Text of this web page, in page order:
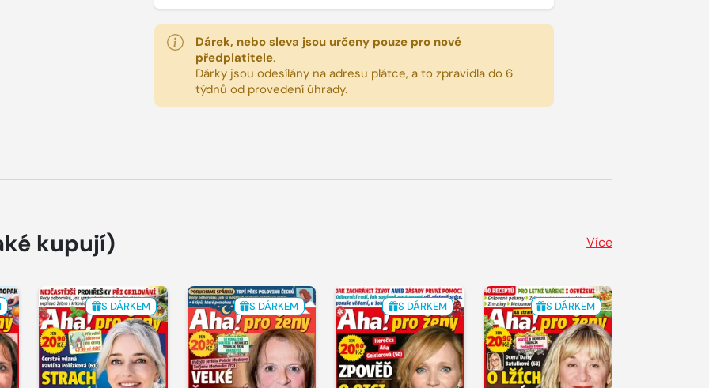
Dárek, nebo sleva jsou určeny pouze pro nové
předplatitele.
Dárky jsou odesílány na adresu plátce, a to zpravidla do 6
týdnů od provedení úhrady.
kupují) Více
S DÁRKEM S DÁRKEM S DÁRKEM S DÁRKEM